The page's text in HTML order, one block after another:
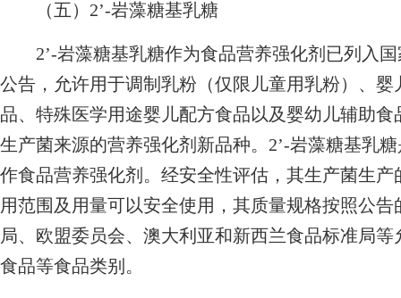
（五）2’-岩藻糖基乳糖
2’-岩藻糖基乳糖作为食品营养强化剂已列入国
公告，允许用于调制乳粉（仅限儿童用乳粉）、
品、特殊医学用途婴儿配方食品以及婴幼儿辅助
生产菌来源的营养强化剂新品种。2’-岩藻糖基乳
作食品营养强化剂。经安全性评估，其生产菌生
用范围及用量可以安全使用，其质量规格按照公
局、欧盟委员会、澳大利亚和新西兰食品标准局
食品等食品类别。